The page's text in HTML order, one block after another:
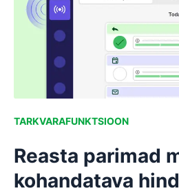
TARKVARAFUNKTSIOON
Reasta parimad
kohandatava